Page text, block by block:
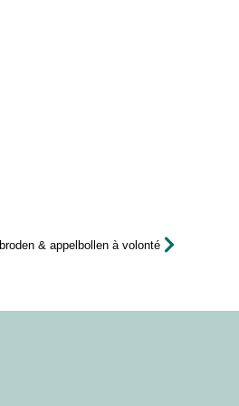
& appelbollen à volonté